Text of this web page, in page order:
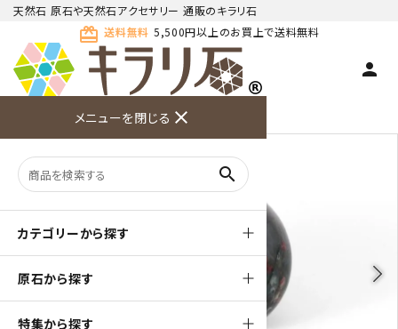
天然石 原石や天然石アクセサリー 通販のキラリ石
card_giftcard 送料無料 5,500円以上のお買上で送料無料
person
わせ ド
メニューを閉じる close
search
カテゴリーから探す
原石から探す
特集から探す
天然石 原石 ブラッドストーン 原石
arrow_back_ios arrow_forward_ios